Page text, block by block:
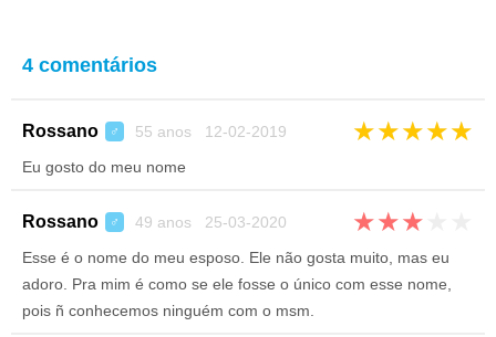
4 comentários
Rossano ♂ 55 anos 12-02-2019 ★★★★★
Eu gosto do meu nome
Rossano ♂ 49 anos 25-03-2020 ★★★
Esse é o nome do meu esposo. Ele não gosta muito, mas eu
adoro. Pra mim é como se ele fosse o único com esse nome,
pois ñ conhecemos ninguém com o msm.